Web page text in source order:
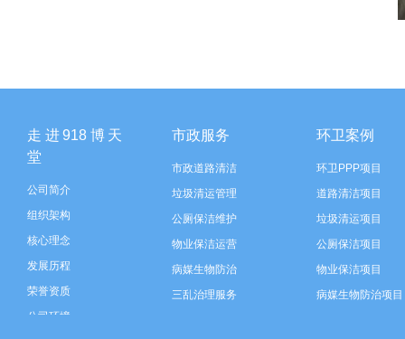
走进918博天
堂
公司简介
组织架构
核心理念
发展历程
荣誉资质
公司环境
市政服务
市政道路清洁
垃圾清运管理
公厕保洁维护
物业保洁运营
病媒生物防治
三乱治理服务
环卫案例
环卫PPP项目
道路清洁项目
垃圾清运项目
公厕保洁项目
物业保洁项目
病媒生物防治项目